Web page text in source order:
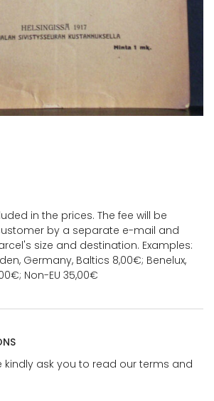
in the prices. The fee will be
by a separate e-mail and
size and destination. Examples:
Germany, Baltics 8,00€; Benelux,
Non-EU 35,00€
kindly ask you to read our terms and